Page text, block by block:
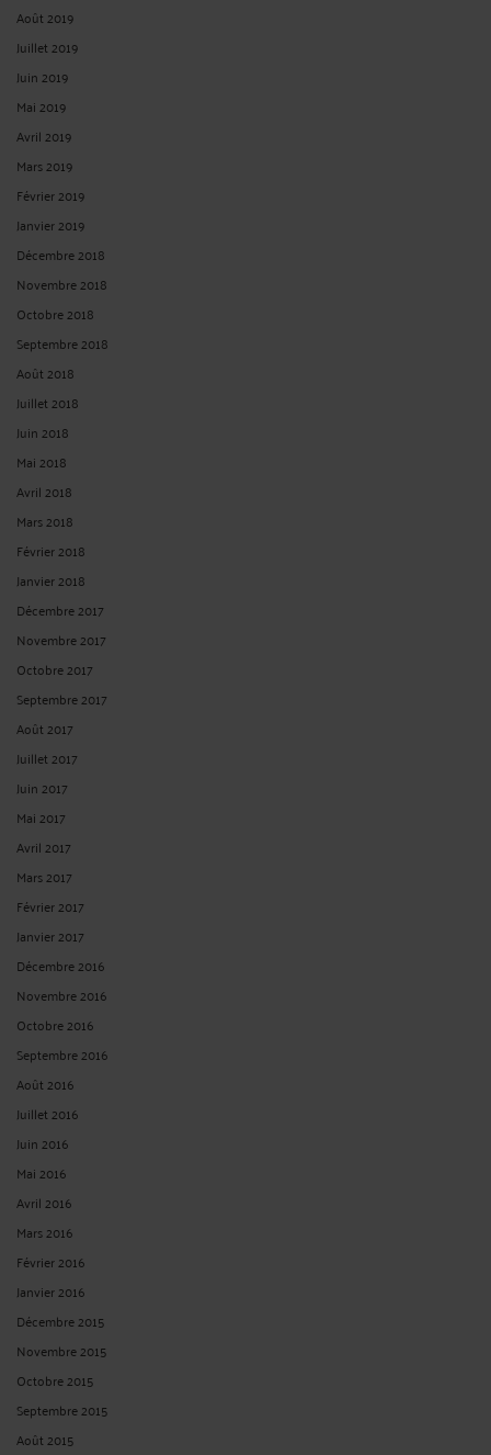
Août 2019
Juillet 2019
Juin 2019
Mai 2019
Avril 2019
Mars 2019
Février 2019
Janvier 2019
Décembre 2018
Novembre 2018
Octobre 2018
Septembre 2018
Août 2018
Juillet 2018
Juin 2018
Mai 2018
Avril 2018
Mars 2018
Février 2018
Janvier 2018
Décembre 2017
Novembre 2017
Octobre 2017
Septembre 2017
Août 2017
Juillet 2017
Juin 2017
Mai 2017
Avril 2017
Mars 2017
Février 2017
Janvier 2017
Décembre 2016
Novembre 2016
Octobre 2016
Septembre 2016
Août 2016
Juillet 2016
Juin 2016
Mai 2016
Avril 2016
Mars 2016
Février 2016
Janvier 2016
Décembre 2015
Novembre 2015
Octobre 2015
Septembre 2015
Août 2015